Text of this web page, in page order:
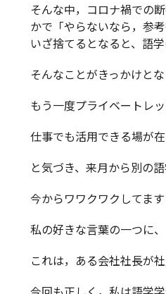
そんな中，コロナ禍での
かで「やらないなら，参
いざ捨てるとなると、語
そんなことがきっかけと
もう一度プライベートレ
仕事でも活用できる場が在
と気づき、来月から別の
今からワワクワクして
私の好きな言葉の一つに
これは，ある会社社長が